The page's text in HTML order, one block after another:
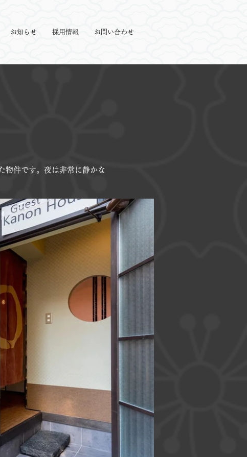
お知らせ 採用情報 お問い合わせ
物件です。夜は非常に静かな